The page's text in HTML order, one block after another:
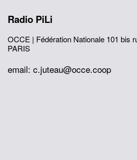
Radio PiLi
OCCE | Fédération Nationale 101 bis
PARIS
email: c.juteau@occe.coop